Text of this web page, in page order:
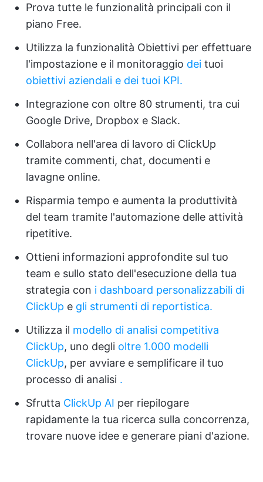
Prova tutte le funzionalità principali con il
piano Free.
Utilizza la funzionalità Obiettivi per effettuare
l'impostazione e il monitoraggio dei tuoi
obiettivi aziendali e dei tuoi KPI.
Integrazione con oltre 80 strumenti, tra cui
Google Drive, Dropbox e Slack.
Collabora nell'area di lavoro di ClickUp
tramite commenti, chat, documenti e
lavagne online.
Risparmia tempo e aumenta la produttività
del team tramite l'automazione delle attività
ripetitive.
Ottieni informazioni approfondite sul tuo
team e sullo stato dell'esecuzione della tua
strategia con i dashboard personalizzabili di
ClickUp e gli strumenti di reportistica.
Utilizza il modello di analisi competitiva
ClickUp, uno degli oltre 1.000 modelli
ClickUp, per avviare e semplificare il tuo
processo di analisi .
Sfrutta ClickUp AI per riepilogare
rapidamente la tua ricerca sulla concorrenza,
trovare nuove idee e generare piani d'azione.